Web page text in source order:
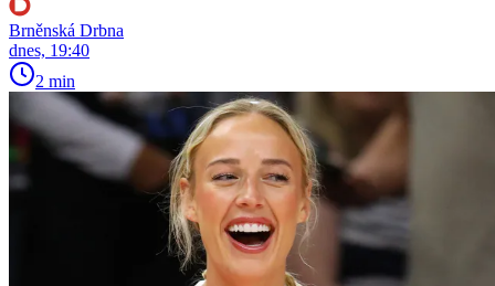
Brněnská Drbna
dnes, 19:40
2 min